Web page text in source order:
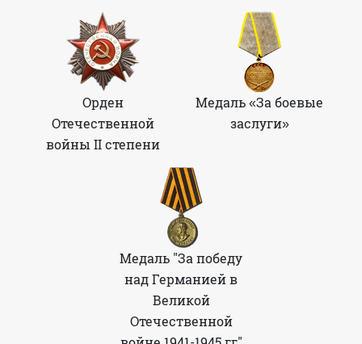
Орден
Отечественной
войны II степени
Медаль «За боевые
заслуги»
Медаль "За победу
над Германией в
Великой
Отечественной